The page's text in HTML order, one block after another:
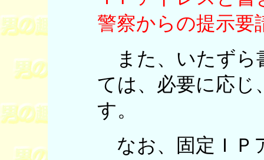
警察からの提示要
また、いたずら
ては、必要に応じ
す。
なお、固定ＩＰ